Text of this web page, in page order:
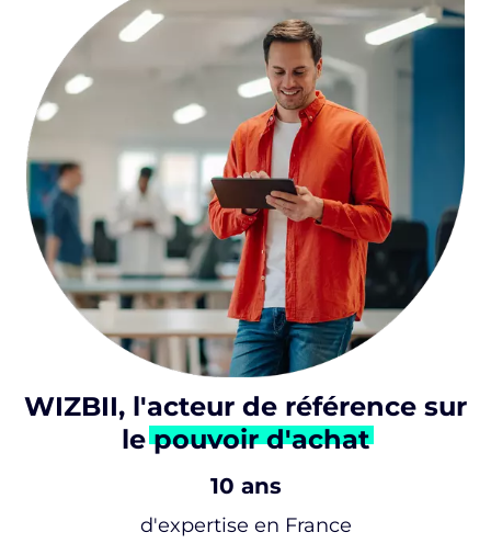
WIZBII, l'acteur de référence sur
lepouvoir d'achat
10 ans
d'expertise en France